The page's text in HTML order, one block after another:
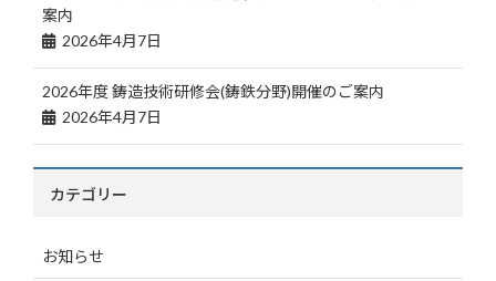
案内
2026年4月7日
2026年度 鋳造技術研修会(鋳鉄分野)開催のご案内
2026年4月7日
カテゴリー
お知らせ